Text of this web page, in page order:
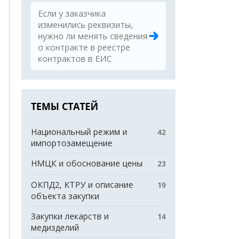
Если у заказчика
изменились реквизиты,
нужно ли менять сведения
о контракте в реестре
контрактов в ЕИС
ТЕМЫ СТАТЕЙ
Национальный режим и
импортозамещение
42
НМЦК и обоснование цены 23
ОКПД2, КТРУ и описание
объекта закупки
19
Закупки лекарств и
медизделий
14